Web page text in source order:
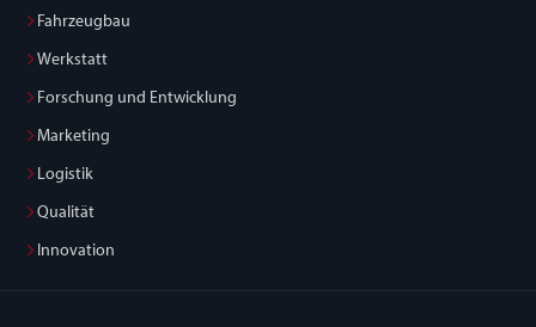
Fahrzeugbau
Werkstatt
Forschung und Entwicklung
Marketing
Logistik
Qualität
Innovation